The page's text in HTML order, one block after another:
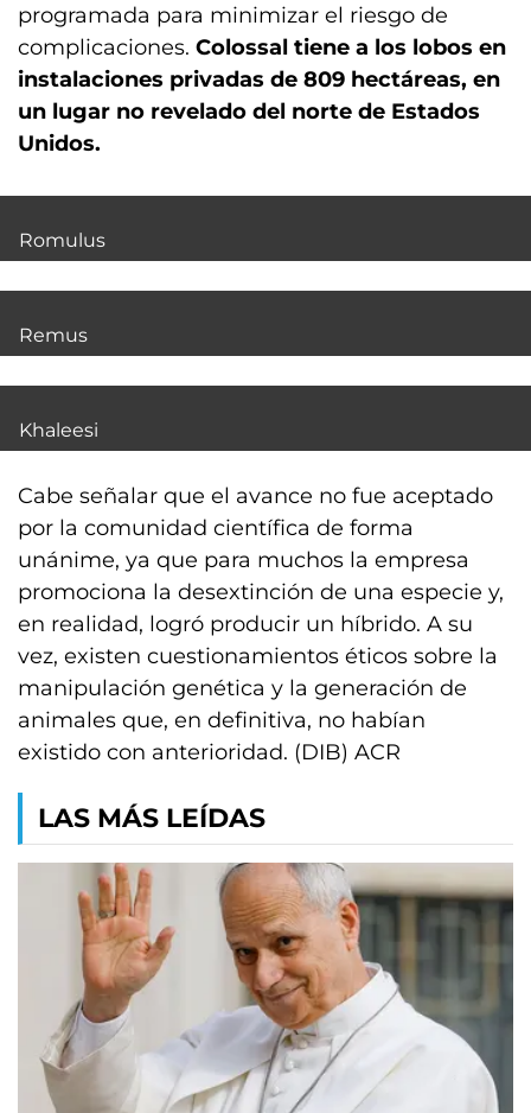
programada para minimizar el riesgo de
complicaciones. Colossal tiene a los lobos en
instalaciones privadas de 809 hectáreas, en
un lugar no revelado del norte de Estados
Unidos.
Romulus
Remus
Khaleesi
Cabe señalar que el avance no fue aceptado
por la comunidad científica de forma
unánime, ya que para muchos la empresa
promociona la desextinción de una especie y,
en realidad, logró producir un híbrido. A su
vez, existen cuestionamientos éticos sobre la
manipulación genética y la generación de
animales que, en definitiva, no habían
existido con anterioridad. (DIB) ACR
LAS MÁS LEÍDAS